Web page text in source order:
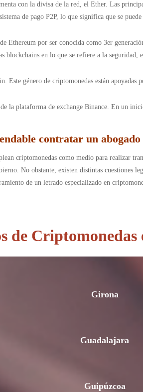
con la divisa de la red, el Ether. Las
de pago P2P, lo que significa que se
Ethereum por ser conocida como 3er
blockchains en lo que se refiere a la seguridad,
Este género de criptomonedas están
la plataforma de exchange Binance. En un
contratar un
criptomonedas como medio para realizar
No obstante, existen distintas cuestiones
de un letrado especializado en
de
Girona
Guadalajara
Guipúzcoa